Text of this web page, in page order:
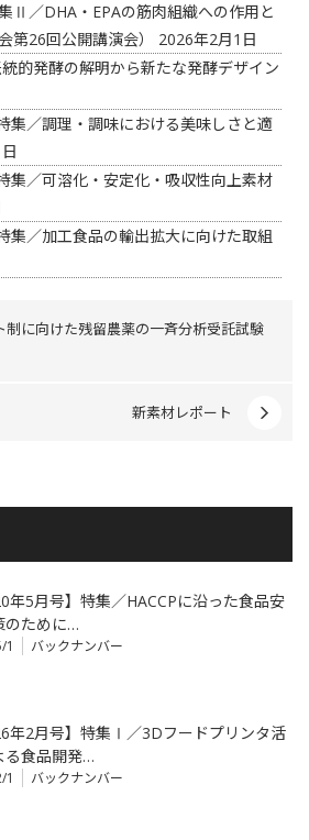
Ⅱ／DHA・EPAの筋肉組織への作用と
第26回公開講演会）
2026年2月1日
統的発酵の解明から新たな発酵デザイン
集／調理・調味における美味しさと適
集／可溶化・安定化・吸収性向上素材
集／加工食品の輸出拡大に向けた取組
制に向けた残留農薬の一斉分析受託試験
新素材レポート
年5月号】特集／HACCPに沿った食品安
のために…
1 バックナンバー
年2月号】特集Ⅰ／3Dフードプリンタ活
る食品開発…
1 バックナンバー